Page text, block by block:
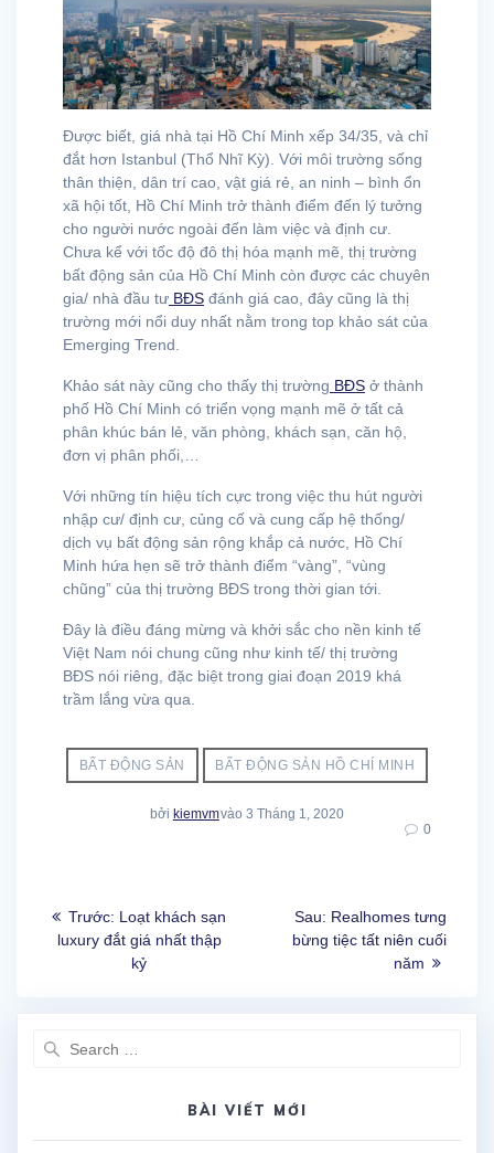
Được biết, giá nhà tại Hồ Chí Minh xếp 34/35, và chỉ
đắt hơn Istanbul (Thổ Nhĩ Kỳ). Với môi trường sống
thân thiện, dân trí cao, vật giá rẻ, an ninh – bình ổn
xã hội tốt, Hồ Chí Minh trở thành điểm đến lý tưởng
cho người nước ngoài đến làm việc và định cư.
Chưa kể với tốc độ đô thị hóa mạnh mẽ, thị trường
bất động sản của Hồ Chí Minh còn được các chuyên
gia/ nhà đầu tư BĐS đánh giá cao, đây cũng là thị
trường mới nổi duy nhất nằm trong top khảo sát của
Emerging Trend.
Khảo sát này cũng cho thấy thị trường BĐS ở thành
phố Hồ Chí Minh có triển vọng mạnh mẽ ở tất cả
phân khúc bán lẻ, văn phòng, khách sạn, căn hộ,
đơn vị phân phối,…
Với những tín hiệu tích cực trong việc thu hút người
nhập cư/ định cư, củng cố và cung cấp hệ thống/
dịch vụ bất động sản rộng khắp cả nước, Hồ Chí
Minh hứa hẹn sẽ trở thành điểm “vàng”, “vùng
chũng” của thị trường BĐS trong thời gian tới.
Đây là điều đáng mừng và khởi sắc cho nền kinh tế
Việt Nam nói chung cũng như kinh tế/ thị trường
BĐS nói riêng, đặc biệt trong giai đoạn 2019 khá
trầm lắng vừa qua.
BẤT ĐỘNG SẢN BẤT ĐỘNG SẢN HỒ CHÍ MINH
bởi kiemvmvào 3 Tháng 1, 2020
0
Điều
hướng
viết
Trước: Bài
trước
Loạt khách sạn
luxury đắt giá nhất thập
kỷ
Sau: Bài
sau:
Realhomes tưng
bừng tiệc tất niên cuối
năm
BÀI VIẾT MỚI